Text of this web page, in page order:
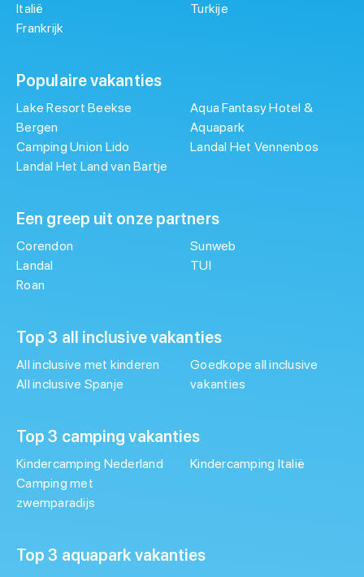
Italië
Frankrijk
Turkije
Populaire vakanties
Lake Resort Beekse
Bergen
Camping Union Lido
Landal Het Land van Bartje
Aqua Fantasy Hotel &
Aquapark
Landal Het Vennenbos
Een greep uit onze partners
Corendon
Landal
Roan
Sunweb
TUI
Top 3 all inclusive vakanties
All inclusive met kinderen
All inclusive Spanje
Goedkope all inclusive
vakanties
Top 3 camping vakanties
Kindercamping Nederland
Camping met
zwemparadijs
Kindercamping Italië
Top 3 aquapark vakanties